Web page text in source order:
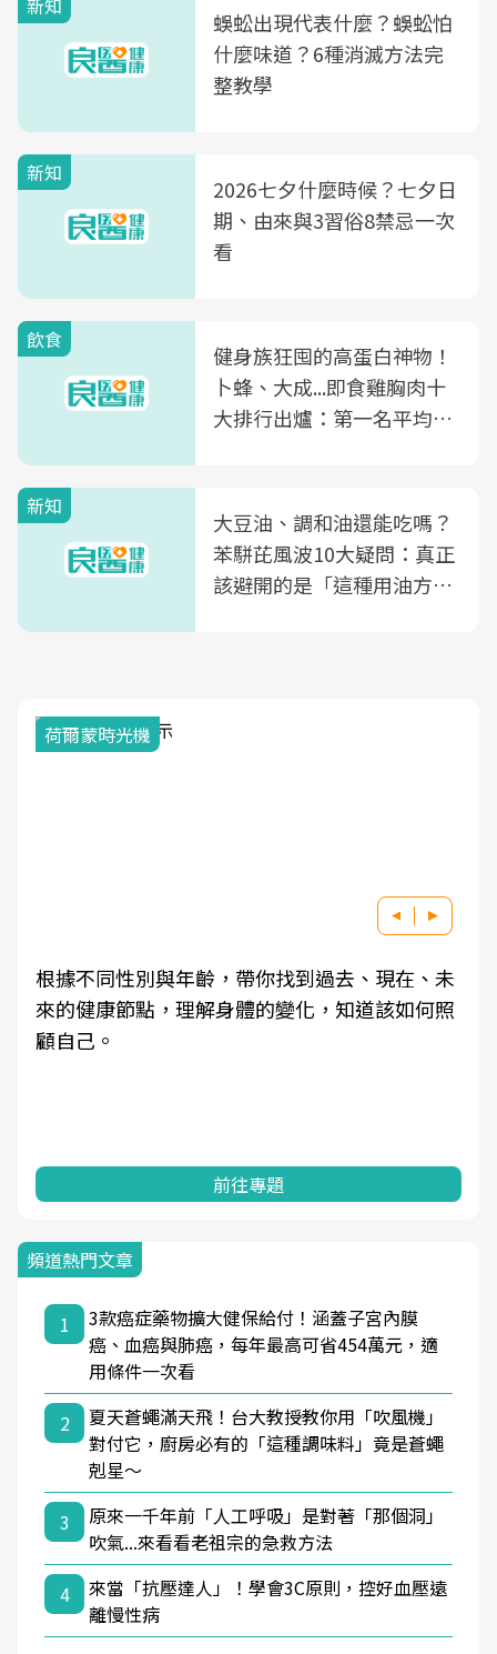
新知
蜈蚣出現代表什麼？蜈蚣怕
什麼味道？6種消滅方法完
整教學
新知
2026七夕什麼時候？七夕日
期、由來與3習俗8禁忌一次
看
飲食
健身族狂囤的高蛋白神物！
卜蜂、大成...即食雞胸肉十
大排行出爐：第一名平均一
新知
大豆油、調和油還能吃嗎？
苯駢芘風波10大疑問：真正
該避開的是「這種用油方
荷爾蒙時光機
根據不同性別與年齡，帶你找到過去、現在、未
來的健康節點，理解身體的變化，知道該如何照
顧自己。
前往專題
頻道熱門文章
1
3款癌症藥物擴大健保給付！涵蓋子宮內膜
癌、血癌與肺癌，每年最高可省454萬元，適
用條件一次看
2
夏天蒼蠅滿天飛！台大教授教你用「吹風機」
對付它，廚房必有的「這種調味料」竟是蒼蠅
剋星～
3
原來一千年前「人工呼吸」是對著「那個洞」
吹氣...來看看老祖宗的急救方法
4
來當「抗壓達人」！學會3C原則，控好血壓遠
離慢性病